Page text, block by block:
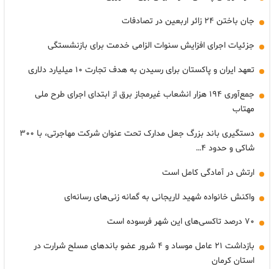
جان باختن ۲۴ زائر اربعین در تصادفات
جزئیات اجرای افزایش سنوات الزامی خدمت برای بازنشستگی
تعهد ایران و پاکستان برای رسیدن به هدف تجارت ۱۰ میلیارد دلاری
جمع‌آوری ۱۹۴ هزار انشعاب غیرمجاز برق از ابتدای اجرای طرح ملی
مهتاب
دستگیری باند بزرگ جعل مدارک تحت عنوان شرکت مهاجرتی، با ۳۰۰
شاکی و حدود ۴…
ارتش در آمادگی کامل است
واکنش خانواده شهید لاریجانی به گمانه زنی‌های رسانه‌ای
۷۰ درصد تاکسی‌های این شهر فرسوده است
بازداشت ۲۱ عامل موساد و ۴ شرور عضو باندهای مسلح شرارت در
استان کرمان